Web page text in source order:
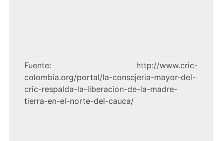
Fuente: http://www.cric-
colombia.org/portal/la-consejeria-mayor-del-
cric-respalda-la-liberacion-de-la-madre-
tierra-en-el-norte-del-cauca/